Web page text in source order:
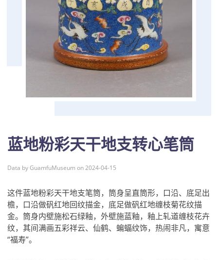
蓝地粉彩天干地支转心笔筒
Data by GuamfuMuseum on 2024-04-15
这件蓝地粉彩天干地支笔筒，筒身呈直筒形，口沿、底足出
檐，口沿做矾红地回纹描金，底足做矾红地缠枝菊花纹描
金。筒身内壁施松石绿釉，外壁施蓝釉，釉上轧道缠枝花卉
纹，其间满画五彩祥云、仙鹤、蝙蝠纹饰，热闹非凡，寓意
“福寿”。